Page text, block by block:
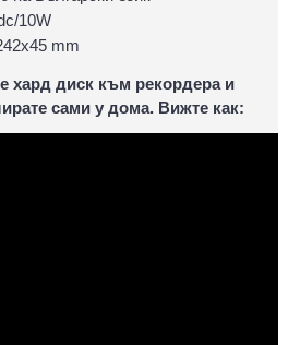
10W
mm
хард диск към рекордера и
сами у дома. Вижте как: